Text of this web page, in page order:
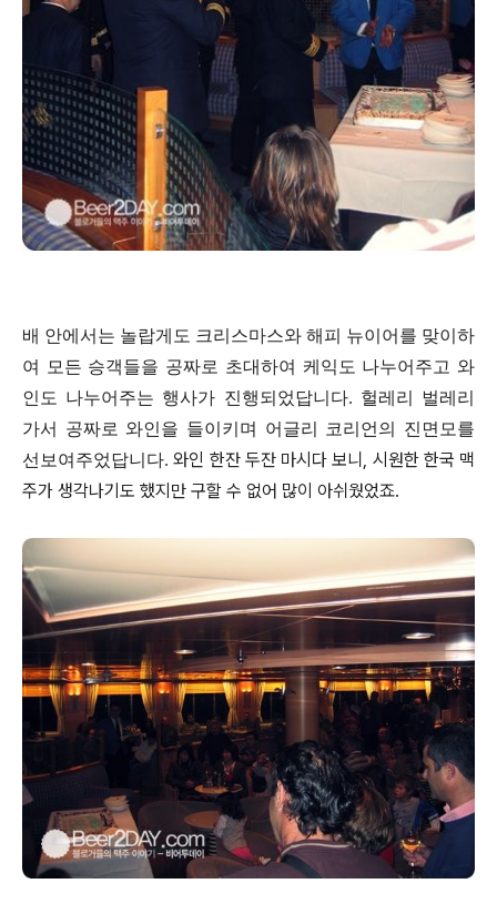
배 안에서는 놀랍게도 크리스마스와 해피 뉴이어를 맞이하
여 모든 승객들을 공짜로 초대하여 케익도 나누어주고 와
인도 나누어주는 행사가 진행되었답니다. 헐레리 벌레리
가서 공짜로 와인을 들이키며 어글리 코리언의 진면모를
선보여주었답니다. 와인 한잔 두잔 마시다 보니, 시원한 한국 맥
주가 생각나기도 했지만 구할 수 없어 많이 아쉬웠었죠.